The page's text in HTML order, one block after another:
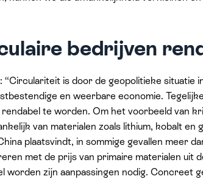
bedrijven
“Circulariteit is door de geopolitieke situatie
en weerbare economie.
rendabel te worden. Om het voorbeeld van
van materialen zoals lithium, kobalt
plaatsvindt, in sommige gevallen meer
met de prijs van primaire materialen uit
worden zijn aanpassingen nodig. Concreet